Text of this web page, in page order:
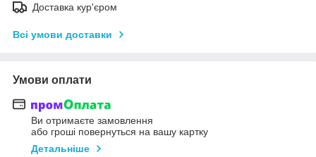
Доставка кур'єром
Всі умови доставки
Умови оплати
Ви отримаєте замовлення
або гроші повернуться на вашу картку
Детальніше